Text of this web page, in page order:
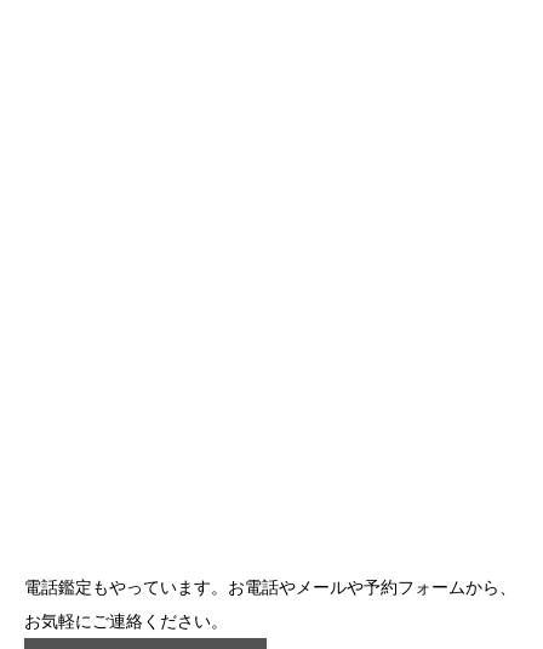
電話鑑定もやっています。お電話やメールや予約フォームから、
お気軽にご連絡ください。